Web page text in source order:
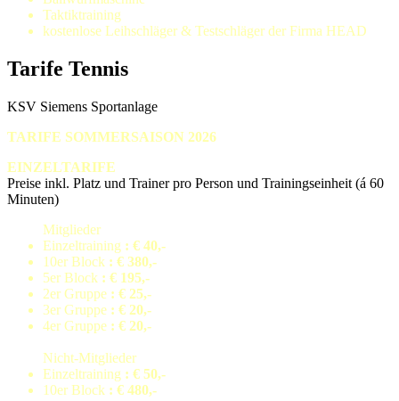
Taktiktraining
kostenlose Leihschläger & Testschläger der Firma HEAD
Tarife Tennis
KSV Siemens Sportanlage
TARIFE SOMMERSAISON 2026
EINZELTARIFE
Preise inkl. Platz und Trainer pro Person und Trainingseinheit (á 60
Minuten)
Mitglieder
Einzeltraining : € 40,-
10er Block : € 380,-
5er Block : € 195,-
2er Gruppe : € 25,-
3er Gruppe : € 20,-
4er Gruppe : € 20,-
Nicht-Mitglieder
Einzeltraining : € 50,-
10er Block : € 480,-